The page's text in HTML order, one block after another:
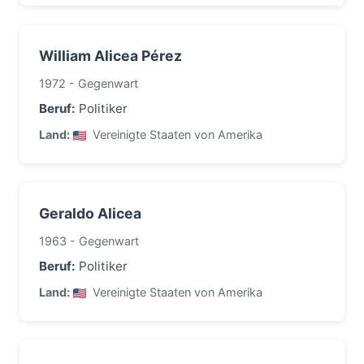
William Alicea Pérez
1972 - Gegenwart
Beruf: Politiker
Land: Vereinigte Staaten von Amerika
Geraldo Alicea
1963 - Gegenwart
Beruf: Politiker
Land: Vereinigte Staaten von Amerika